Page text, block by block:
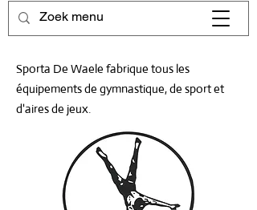
Sporta De Waele fabrique tous les
équipements de gymnastique, de sport et
d'aires de jeux.